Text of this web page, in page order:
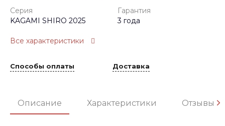
Серия
KAGAMI SHIRO 2025
Гарантия
3 года
Все характеристики
Способы оплаты Доставка
Описание Характеристики Отзывы